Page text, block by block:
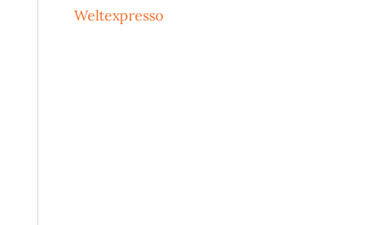
Weltexpresso